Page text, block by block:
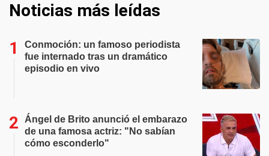
Noticias más leídas
Conmoción: un famoso periodista
fue internado tras un dramático
episodio en vivo
Ángel de Brito anunció el embarazo
de una famosa actriz: "No sabían
cómo esconderlo"